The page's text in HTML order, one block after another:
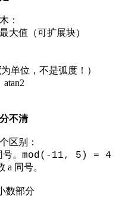
：
大值（可扩展块）
为单位，不是弧度！）
atan2
不清
区别：
。 mod(-11, 5) = 4
a 同号。
数部分